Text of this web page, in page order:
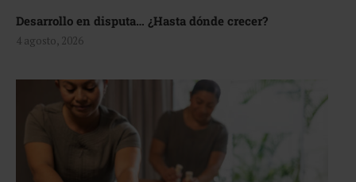
Desarrollo en disputa… ¿Hasta dónde crecer?
4 agosto, 2026